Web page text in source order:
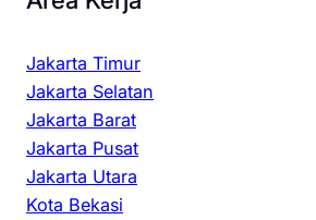
Jakarta Timur
Jakarta Selatan
Jakarta Barat
Jakarta Pusat
Jakarta Utara
Kota Bekasi